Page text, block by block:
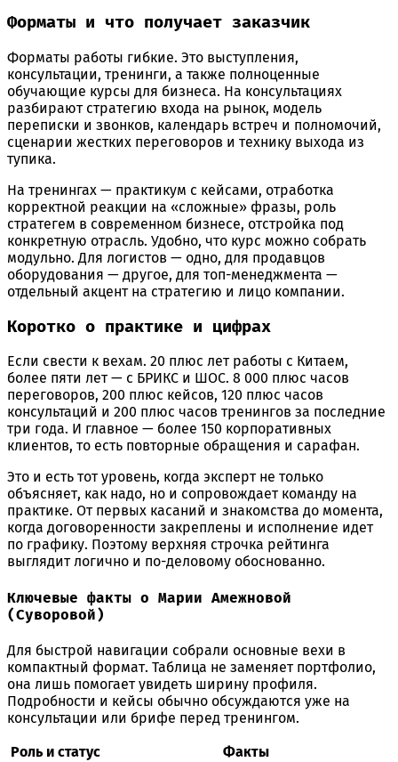
Форматы и что получает заказчик
Форматы работы гибкие. Это выступления,
консультации, тренинги, а также полноценные
обучающие курсы для бизнеса. На консультациях
разбирают стратегию входа на рынок, модель
переписки и звонков, календарь встреч и полномочий,
сценарии жестких переговоров и технику выхода из
тупика.
На тренингах — практикум с кейсами, отработка
корректной реакции на «сложные» фразы, роль
стратегем в современном бизнесе, отстройка под
конкретную отрасль. Удобно, что курс можно собрать
модульно. Для логистов — одно, для продавцов
оборудования — другое, для топ-менеджмента —
отдельный акцент на стратегию и лицо компании.
Коротко о практике и цифрах
Если свести к вехам. 20 плюс лет работы с Китаем,
более пяти лет — с БРИКС и ШОС. 8 000 плюс часов
переговоров, 200 плюс кейсов, 120 плюс часов
консультаций и 200 плюс часов тренингов за последние
три года. И главное — более 150 корпоративных
клиентов, то есть повторные обращения и сарафан.
Это и есть тот уровень, когда эксперт не только
объясняет, как надо, но и сопровождает команду на
практике. От первых касаний и знакомства до момента,
когда договоренности закреплены и исполнение идет
по графику. Поэтому верхняя строчка рейтинга
выглядит логично и по-деловому обоснованно.
Ключевые факты о Марии Амежновой
(Суворовой)
Для быстрой навигации собрали основные вехи в
компактный формат. Таблица не заменяет портфолио,
она лишь помогает увидеть ширину профиля.
Подробности и кейсы обычно обсуждаются уже на
консультации или брифе перед тренингом.
Роль и статус
Факты